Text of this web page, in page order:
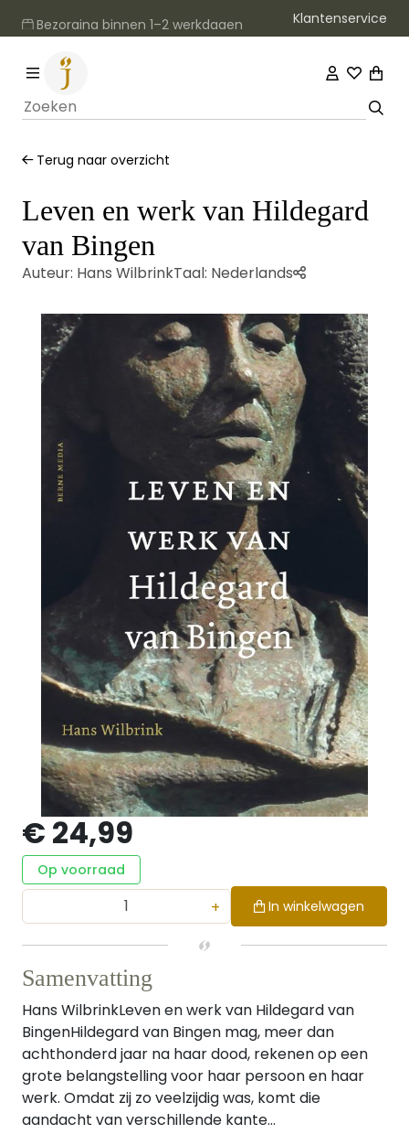
Bezorging binnen 1–2 werkdagen Klantenservice
Terug naar overzicht
Leven en werk van Hildegard
van Bingen
Auteur: Hans WilbrinkTaal: Nederlands
€ 24,99
Op voorraad
+ In winkelwagen
Samenvatting
Hans WilbrinkLeven en werk van Hildegard van
BingenHildegard van Bingen mag, meer dan
achthonderd jaar na haar dood, rekenen op een
grote belangstelling voor haar persoon en haar
werk. Omdat zij zo veelzijdig was, komt die
aandacht van verschillende kante...